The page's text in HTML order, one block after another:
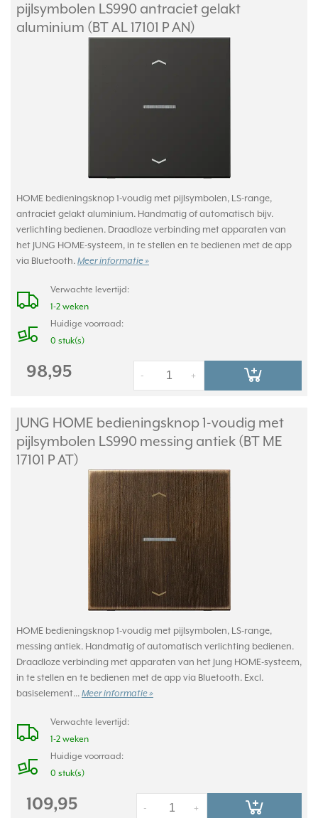
pijlsymbolen LS990 antraciet gelakt
aluminium (BT AL 17101 P AN)
HOME bedieningsknop 1-voudig met pijlsymbolen, LS-range,
antraciet gelakt aluminium. Handmatig of automatisch bijv.
verlichting bedienen. Draadloze verbinding met apparaten van
het JUNG HOME-systeem, in te stellen en te bedienen met de app
via Bluetooth. Meer informatie »
Verwachte levertijd:
1-2 weken
Huidige voorraad:
0 stuk(s)
98,95 +
-
JUNG HOME bedieningsknop 1-voudig met
pijlsymbolen LS990 messing antiek (BT ME
17101 P AT)
HOME bedieningsknop 1-voudig met pijlsymbolen, LS-range,
messing antiek. Handmatig of automatisch verlichting bedienen.
Draadloze verbinding met apparaten van het Jung HOME-systeem,
in te stellen en te bedienen met de app via Bluetooth. Excl.
basiselement... Meer informatie »
Verwachte levertijd:
1-2 weken
Huidige voorraad:
0 stuk(s)
109,95 +
-